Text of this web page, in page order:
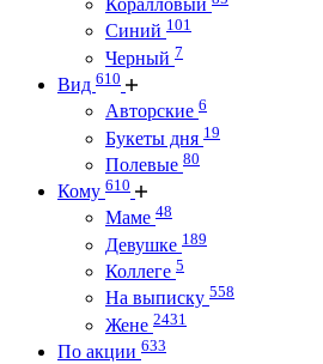
Синий 101
Черный 7
Вид 610
Авторские 6
Букеты дня 19
Полевые 80
Кому 610
Маме 48
Девушке 189
Коллеге 5
На выписку 558
Жене 2431
По акции 633